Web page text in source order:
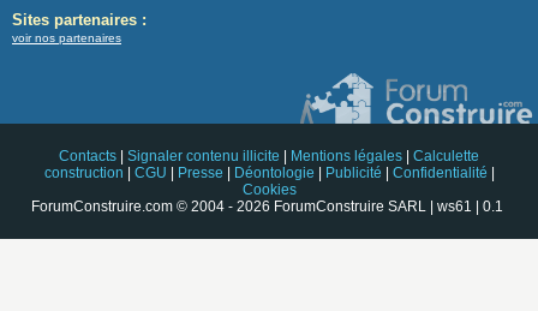
Sites partenaires :
voir nos partenaires
Contacts Signaler contenu illicite Mentions légales
Calculette
construction
CGU Presse Déontologie Publicité Confidentialité
Cookies
ForumConstruire.com © 2004 - 2026 ForumConstruire SARL | ws61 | 0.1